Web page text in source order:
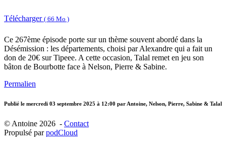
Télécharger ( 66 Mo )
Ce 267ème épisode porte sur un thème souvent abordé dans la
Désémission : les départements, choisi par Alexandre qui a fait un
don de 20€ sur Tipeee. A cette occasion, Talal remet en jeu son
bâton de Bourbotte face à Nelson, Pierre & Sabine.
Permalien
Publié le mercredi 03 septembre 2025 à 12:00 par Antoine, Nelson, Pierre, Sabine & Talal
© Antoine 2026 - Contact
Propulsé parpodCloud